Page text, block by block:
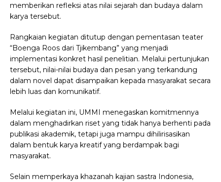
memberikan refleksi atas nilai sejarah dan budaya dalam
karya tersebut.
Rangkaian kegiatan ditutup dengan pementasan teater
“Boenga Roos dari Tjikembang” yang menjadi
implementasi konkret hasil penelitian. Melalui pertunjukan
tersebut, nilai-nilai budaya dan pesan yang terkandung
dalam novel dapat disampaikan kepada masyarakat secara
lebih luas dan komunikatif.
Melalui kegiatan ini, UMMI menegaskan komitmennya
dalam menghadirkan riset yang tidak hanya berhenti pada
publikasi akademik, tetapi juga mampu dihilirisasikan
dalam bentuk karya kreatif yang berdampak bagi
masyarakat.
Selain memperkaya khazanah kajian sastra Indonesia,